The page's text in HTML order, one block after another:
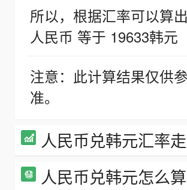
所以，根据汇率可以算
人民币 等于 19633韩元
注意：此计算结果仅供
准。
人民币兑韩元汇率
人民币兑韩元怎么算